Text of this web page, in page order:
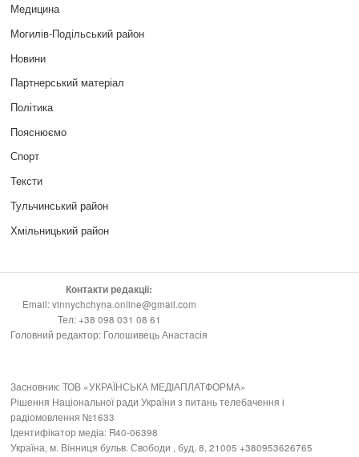
Медицина
Могилів-Подільський район
Новини
Партнерський матеріал
Політика
Пояснюємо
Спорт
Тексти
Тульчинський район
Хмільницький район
Контакти редакції:
Email: vinnychchyna.online@gmail.com
Тел: +38 098 031 08 61
Головний редактор: Голошивець Анастасія
Засновник: ТОВ «УКРАЇНСЬКА МЕДІАПЛАТФОРМА»
Рішення Національної ради України з питань телебачення і
радіомовлення №1633
Ідентифікатор медіа: R40-06398
Україна, м. Вінниця бульв. Свободи , буд. 8, 21005 +380953626765